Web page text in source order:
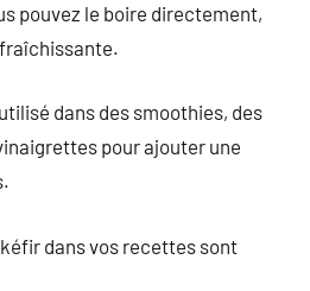
pouvez le boire directement,
dans des smoothies, des
pour ajouter une
dans vos recettes sont